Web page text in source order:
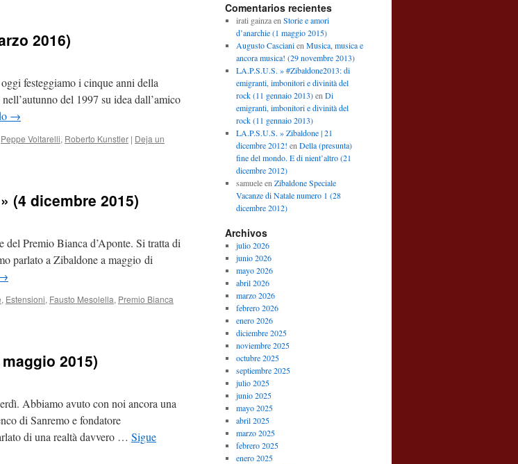
2016)
festeggiamo i cinque anni della
del 1997 su idea dall’amico
→
Peppe Voltarelli, Roberto Kunstler | Deja un
(4 dicembre 2015)
del Premio Bianca d’Aponte. Si tratta di
parlato a Zibaldone a maggio di
, Estensioni, Fausto Mesolella, Premio Bianca
2015)
Abbiamo avuto con noi ancora una
di Sanremo e fondatore
di una realtà davvero … Sigue
Comentarios recientes
irati gainzaen Storie e amori
d’anarchie (1 maggio 2015)
Augusto Cascianien Musica, musica e
ancora musica! (29 novembre 2013)
LA.P.S.U.S. » #Zibaldone2013: di
emigranti, imbonitori e divinità del
rock (11 gennaio 2013)en Di
emigranti, imbonitori e divinità del
rock (11 gennaio 2013)
LA.P.S.U.S. » Zibaldone | 21
dicembre 2012! en Della (presunta)
fine del mondo. E di nient’altro (21
dicembre 2012)
samueleen Zibaldone Speciale
Vacanze di Natale numero 1 (28
dicembre 2012)
Archivos
julio 2026
junio 2026
mayo 2026
abril 2026
marzo 2026
febrero 2026
enero 2026
diciembre 2025
noviembre 2025
octubre 2025
septiembre 2025
julio 2025
junio 2025
mayo 2025
abril 2025
marzo 2025
febrero 2025
enero 2025